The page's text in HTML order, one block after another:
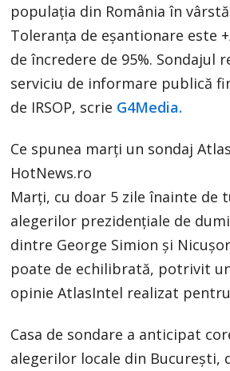
populaţia din România în
Toleranţa de eşantionare este
de încredere de 95%. Sondajul
serviciu de informare publică
de IRSOP, scrie G4Media.
Ce spunea marți un sondaj
HotNews.ro
Marți, cu doar 5 zile înainte de
alegerilor prezidențiale de
dintre George Simion și
poate de echilibrată, potrivit
opinie AtlasIntel realizat
Casa de sondare a anticipat
alegerilor locale din București,